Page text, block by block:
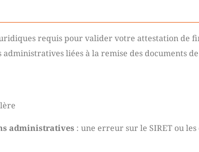
requis pour valider votre attestation de
administratives liées à la remise des documents
administratives : une erreur sur le SIRET ou